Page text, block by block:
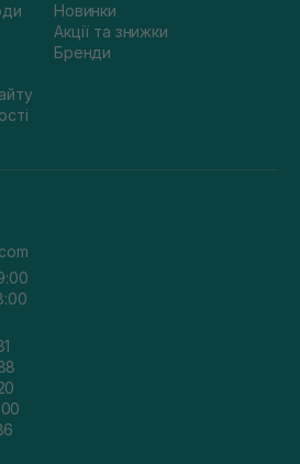
Новинки
Акції та знижки
Бренди